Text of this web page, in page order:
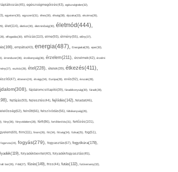
egészségmegőrzés(43), egészségtelen(32),
egyetem(30), egyszerű(31), éhes(30), éhség(38), éjszaka(33), ekcéma(26),
élet(114), életkor(30), életminőség(30), életmód(444),
elfogadás(30), elhízás(110), elme(93), élmény(55), előny(37),
empátia(43), energia(487), Energiaital(29), eper(30),
érrendszer(36), érzékenység(36), érzelem(211), érzelmek(42), érzelmi
eszköz(28), étel(228), ételek(39), étkezés(411),
étterem(24), étvágy(34), Európa(28), evés(92), évszak(28),
fájdalomcsillapító(39), fáradékonyság(30), fáradt(28),
fejfájás(93), fejlesztés(44), fejlődés(142), feladat(46),
felnőtt(66), felszívódás(56), féltékenység(26),
fény(36), fényvédelem(28), férfi(86), fertőtlenítés(31), fertőzés(101),
film(111), finom(26), fitt(34), fittség(34), fizikai(25), fog(51),
fogorvos(24), fogyás(279), fogyasztás(67), fogyókúra(178),
folyadékbevitel(40), folyadékfogyasztás(45),
bor(26), Föld(27), főzés(149), friss(44), futás(132), futóverseny(32),